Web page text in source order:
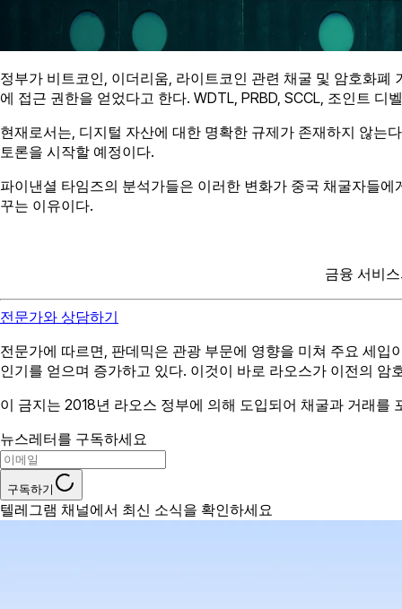
정부가 비트코인, 이더리움, 라이트코인 관련 채굴 및 암호화
에 접근 권한을 얻었다고 한다. WDTL, PRBD, SCCL, 조인트
현재로서는, 디지털 자산에 대한 명확한 규제가 존재하지 않는
토론을 시작할 예정이다.
파이낸셜 타임즈의 분석가들은 이러한 변화가 중국 채굴자들
꾸는 이유이다.
금융 서비
전문가와 상담하기
전문가에 따르면, 판데믹은 관광 부문에 영향을 미쳐 주요 세
인기를 얻으며 증가하고 있다. 이것이 바로 라오스가 이전의 암
이 금지는 2018년 라오스 정부에 의해 도입되어 채굴과 거래를
뉴스레터를 구독하세요
구독하기
텔레그램 채널에서 최신 소식을 확인하세요